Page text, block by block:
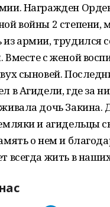
Награжден
войны 2 степени,
армии, трудился
Вместе с женой
сыновей.
в Агидели, где за
дочь Закина.
и агидельцы
о нем и
всегда жить в